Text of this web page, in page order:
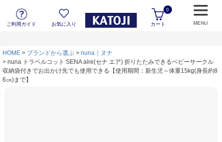
ご利用ガイド お気に入り カート
0
MENU
HOME ブランドから選ぶ
nuna｜ヌナ
nuna トラベルコット SENA aire(セナ エア) 折りたたみできるベビーサークル
収納袋付きでお出かけ先でも使用できる【使用期間：新生児～体重15kg(身長約8
6㎝)まで】